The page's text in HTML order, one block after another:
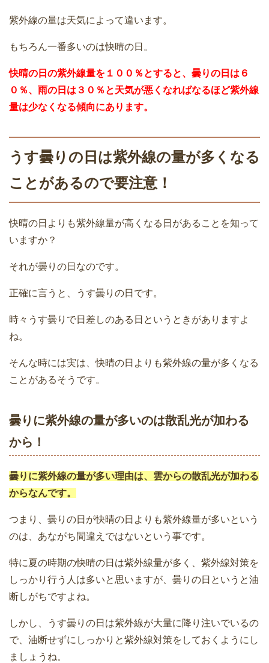
紫外線の量は天気によって違います。
もちろん一番多いのは快晴の日。
快晴の日の紫外線量を１００％とすると、曇りの日は６
０％、雨の日は３０％と天気が悪くなればなるほど紫外線
量は少なくなる傾向にあります。
うす曇りの日は紫外線の量が多くなる
ことがあるので要注意！
快晴の日よりも紫外線量が高くなる日があることを知って
いますか？
それが曇りの日なのです。
正確に言うと、うす曇りの日です。
時々うす曇りで日差しのある日というときがありますよ
ね。
そんな時には実は、快晴の日よりも紫外線の量が多くなる
ことがあるそうです。
曇りに紫外線の量が多いのは散乱光が加わる
から！
曇りに紫外線の量が多い理由は、雲からの散乱光が加わる
からなんです。
つまり、曇りの日が快晴の日よりも紫外線量が多いという
のは、あながち間違えではないという事です。
特に夏の時期の快晴の日は紫外線量が多く、紫外線対策を
しっかり行う人は多いと思いますが、曇りの日というと油
断しがちですよね。
しかし、うす曇りの日は紫外線が大量に降り注いでいるの
で、油断せずにしっかりと紫外線対策をしておくようにし
ましょうね。